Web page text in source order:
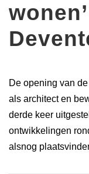
De opening van
als architect en
derde keer
ontwikkelingen
alsnog